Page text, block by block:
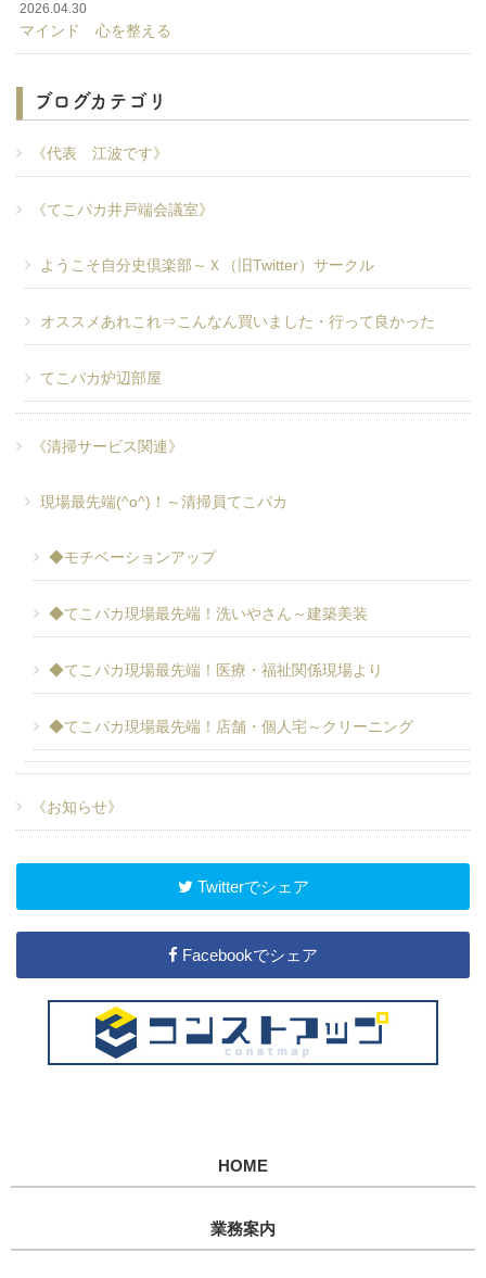
2026.04.30
マインド 心を整える
ブログカテゴリ
《代表 江波です》
《てこパカ井戸端会議室》
ようこそ自分史倶楽部～Ｘ（旧Twitter）サークル
オススメあれこれ⇒こんなん買いました・行って良かった
てこパカ炉辺部屋
《清掃サービス関連》
現場最先端(^o^)！～清掃員てこパカ
◆モチベーションアップ
◆てこパカ現場最先端！洗いやさん～建築美装
◆てこパカ現場最先端！医療・福祉関係現場より
◆てこパカ現場最先端！店舗・個人宅～クリーニング
《お知らせ》
Twitterでシェア
Facebookでシェア
HOME
業務案内